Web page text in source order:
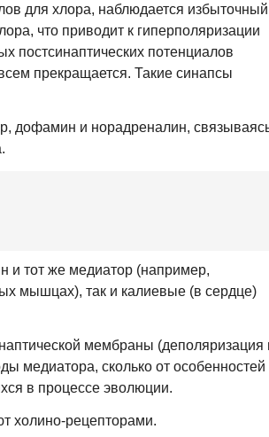
для хлора, наблюдается избыточный
что приводит к гиперполяризации
постсинаптических потенциалов
прекращается. Такие синапсы
дофамин и норадреналин,
и тот же медиатор (например,
мышцах), так и калиевые (в сердце)
мембраны (деполяризация
медиатора, сколько от особенностей
в процессе эволюции.
холино-рецепторами.